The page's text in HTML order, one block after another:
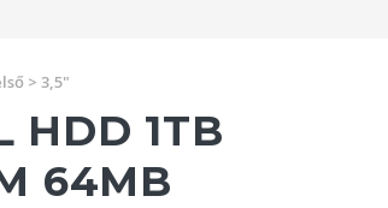
> 3,5"
HDD 1TB
64MB